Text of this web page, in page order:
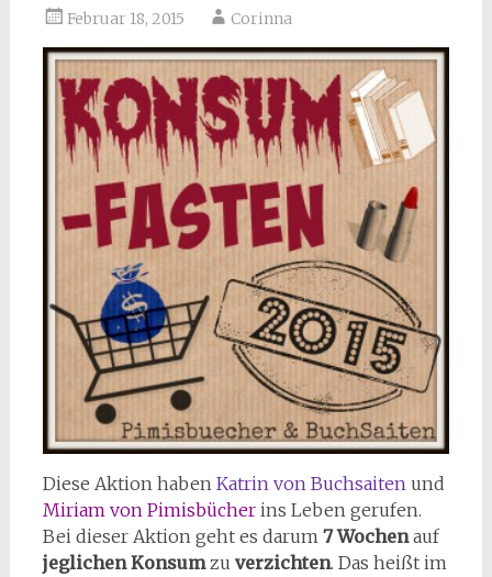
Februar 18, 2015 Corinna
Diese Aktion haben Katrin von Buchsaitenund
Miriam von Pimisbücherins Leben gerufen.
Bei dieser Aktion geht es darum 7 Wochenauf
jeglichen Konsumzu verzichten. Das heißt im